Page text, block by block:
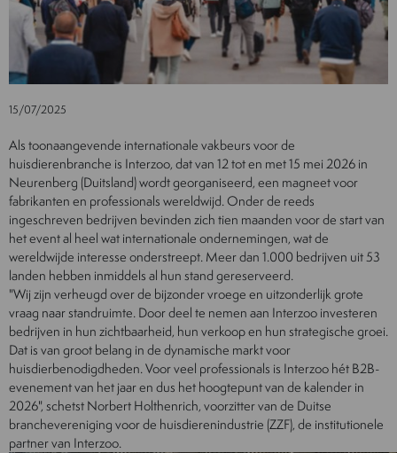
15/07/2025
Als toonaangevende internationale vakbeurs voor de
huisdierenbranche is Interzoo, dat van 12 tot en met 15 mei 2026 in
Neurenberg (Duitsland) wordt georganiseerd, een magneet voor
fabrikanten en professionals wereldwijd. Onder de reeds
ingeschreven bedrijven bevinden zich tien maanden voor de start van
het event al heel wat internationale ondernemingen, wat de
wereldwijde interesse onderstreept. Meer dan 1.000 bedrijven uit 53
landen hebben inmiddels al hun stand gereserveerd.
"Wij zijn verheugd over de bijzonder vroege en uitzonderlijk grote
vraag naar standruimte. Door deel te nemen aan Interzoo investeren
bedrijven in hun zichtbaarheid, hun verkoop en hun strategische groei.
Dat is van groot belang in de dynamische markt voor
huisdierbenodigdheden. Voor veel professionals is Interzoo hét B2B-
evenement van het jaar en dus het hoogtepunt van de kalender in
2026", schetst Norbert Holthenrich, voorzitter van de Duitse
branchevereniging voor de huisdierenindustrie (ZZF), de institutionele
partner van Interzoo.